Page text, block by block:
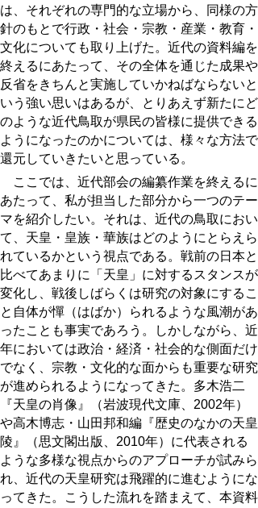
は、それぞれの専門的な立場から、同様の方
針のもとで行政・社会・宗教・産業・教育・
文化についても取り上げた。近代の資料編を
終えるにあたって、その全体を通じた成果や
反省をきちんと実施していかねばならないと
いう強い思いはあるが、とりあえず新たにど
のような近代鳥取が県民の皆様に提供できる
ようになったのかについては、様々な方法で
還元していきたいと思っている。
ここでは、近代部会の編纂作業を終えるに
あたって、私が担当した部分から一つのテー
マを紹介したい。それは、近代の鳥取におい
て、天皇・皇族・華族はどのようにとらえら
れているかという視点である。戦前の日本と
比べてあまりに「天皇」に対するスタンスが
変化し、戦後しばらくは研究の対象にするこ
と自体が憚（はばか）られるような風潮があ
ったことも事実であろう。しかしながら、近
年においては政治・経済・社会的な側面だけ
でなく、宗教・文化的な面からも重要な研究
が進められるようになってきた。多木浩二
『天皇の肖像』（岩波現代文庫、2002年）
や高木博志・山田邦和編『歴史のなかの天皇
陵』（思文閣出版、2010年）に代表される
ような多様な視点からのアプローチが試みら
れ、近代の天皇研究は飛躍的に進むようにな
ってきた。こうした流れを踏まえて、本資料